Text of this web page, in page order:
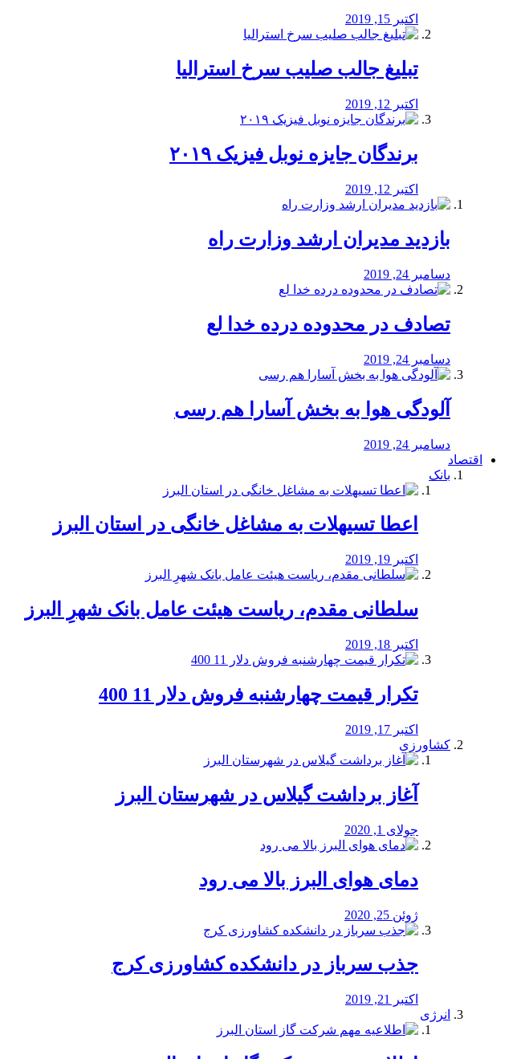
اکتبر 15, 2019
تبلیغ جالب صلیب سرخ استرالیا
اکتبر 12, 2019
برندگان جایزه نوبل فیزیک ۲۰۱۹
اکتبر 12, 2019
بازدید مدیران ارشد وزارت راه
دسامبر 24, 2019
تصادف در محدوده درده خدا لع
دسامبر 24, 2019
آلودگی هوا به بخش آسارا هم رسی
دسامبر 24, 2019
اقتصاد
بانک
️اعطا تسیهلات به مشاغل خانگی در استان البرز
اکتبر 19, 2019
سلطانی مقدم، ریاست هیئت عامل بانک شهرِ البرز
اکتبر 18, 2019
تکرار قیمت چهارشنبه فروش دلار 11 400
اکتبر 17, 2019
کشاورزی
آغاز برداشت گیلاس در شهرستان البرز
جولای 1, 2020
دمای هوای البرز بالا می رود
ژوئن 25, 2020
جذب سرباز در دانشکده کشاورزی کرج
اکتبر 21, 2019
انرژی